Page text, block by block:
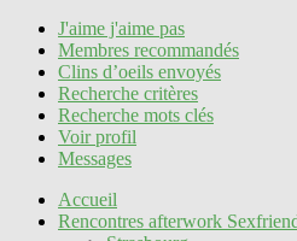
J'aime j'aime pas
Membres recommandés
Clins d’oeils envoyés
Recherche critères
Recherche mots clés
Voir profil
Messages
Accueil
Rencontres afterwork